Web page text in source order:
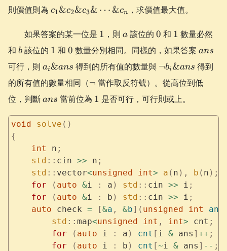
\oplus
則價值則為 c_1
c_2
\&
c_3
\&
\cdots
\&
c_n
c1&c2&c3& ⋯ &cn ，求價值最大值。
如果答案的某一位是 1
1 ，則 a
a 該位的 0
0 和 1
1 數量必然
和 b
b 該位的 1
1 和 0
0 數量分別相同。同樣的，如果答案 ans
ans
可行，則 a_i
ans
ai&ans 得到的所有值的數量與 \neg
\&
ans
¬bi&ans 得到
的所有值的數量相同（\neg
¬ 當作取反符號）。從高位到低
位，判斷 ans
ans 當前位為 1
1 是否可行，可行則或上。
void solve ()
{
    int
n ;
    std
:: cin >> n ;
    std
:: vector<unsigned int> a ( n ), b ( n );
    for
( auto &i : a ) std :: cin >> i ;
    for
( auto &i : b ) std :: cin >> i ;
    auto
check = [&a , &b]( unsigned int ans
        std
:: map<unsigned int , int> cnt ;
        for
( auto i : a ) cnt [ i & ans ] ++ ;
        for
( auto i : b ) cnt [~i & ans ] -- ;